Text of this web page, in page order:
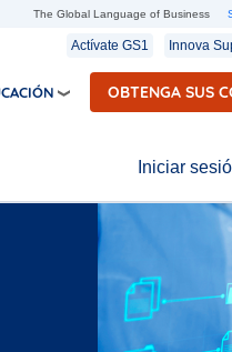
The Global Language of Business
Actívate GS1 Innova
OBTENGA SUS
Menú
Iniciar